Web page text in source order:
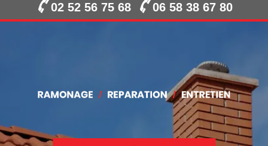
02 52 56 75 68 06 58 38 67 80